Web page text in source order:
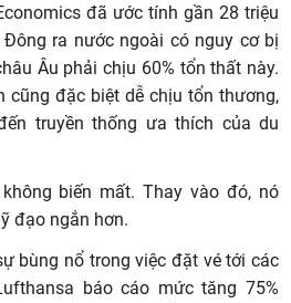
đã ước tính gần 28 triệu
ra nước ngoài có nguy cơ bị
Âu phải chịu 60% tổn thất này.
cũng đặc biệt dễ chịu tổn thương,
truyền thống ưa thích của du
biến mất. Thay vào đó, nó
đạo ngắn hơn.
bùng nổ trong việc đặt vé tới các
báo cáo mức tăng 75%